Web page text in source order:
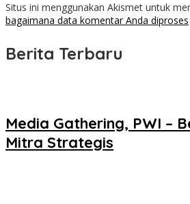
Situs ini menggunakan Akismet untuk
bagaimana data komentar Anda diproses
Berita Terbaru
Media Gathering, PWI –
Mitra Strategis